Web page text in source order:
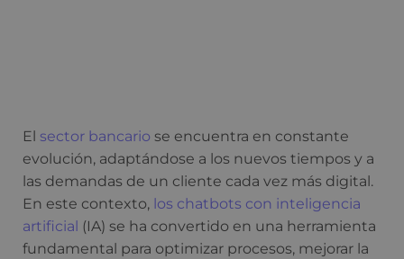
El sector bancario se encuentra en constante
evolución, adaptándose a los nuevos tiempos y a
las demandas de un cliente cada vez más digital.
En este contexto, los chatbots con inteligencia
artificial (IA) se ha convertido en una herramienta
fundamental para optimizar procesos, mejorar la